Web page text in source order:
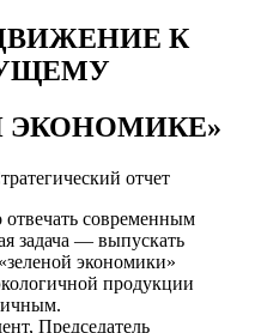
К
ЭКОНОМИКЕ»
отчет
современным
задача — выпускать
экономики»
продукции
Председатель